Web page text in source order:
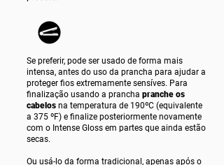
Se preferir, pode ser usado de forma mais
intensa, antes do uso da prancha para ajudar a
proteger fios extremamente sensíves. Para
finalização usando a prancha pranche os
cabelos na temperatura de 190ºC (equivalente
a 375 ºF) e finalize posteriormente novamente
com o Intense Gloss em partes que ainda estão
secas.
Ou usá-lo da forma tradicional, apenas após o